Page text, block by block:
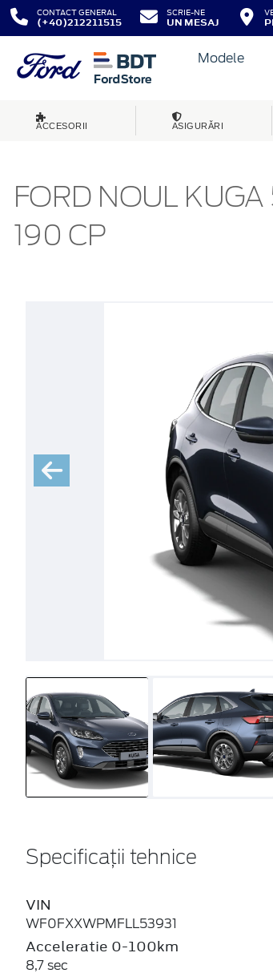
CONTACT GENERAL
(+40)212211515
SCRIE-NE
UN MESAJ
Modele
ACCESORII ASIGURĂRI
FORD NOUL
190 CP
Specificații tehnice
VIN
WF0FXXWPMFLL53931
Acceleratie 0-100km
8,7 sec